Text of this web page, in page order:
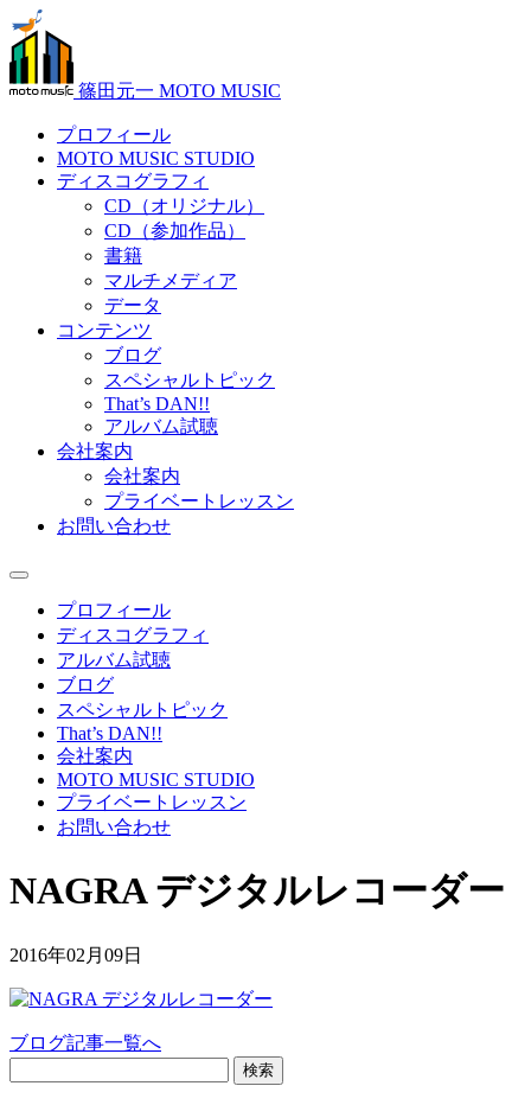
篠田元一 MOTO MUSIC
プロフィール
MOTO MUSIC STUDIO
ディスコグラフィ
CD（オリジナル）
CD（参加作品）
書籍
マルチメディア
データ
コンテンツ
ブログ
スペシャルトピック
That’s DAN!!
アルバム試聴
会社案内
会社案内
プライベートレッスン
お問い合わせ
プロフィール
ディスコグラフィ
アルバム試聴
ブログ
スペシャルトピック
That’s DAN!!
会社案内
MOTO MUSIC STUDIO
プライベートレッスン
お問い合わせ
NAGRA デジタルレコーダー
2016年02月09日
ブログ記事一覧へ
検索